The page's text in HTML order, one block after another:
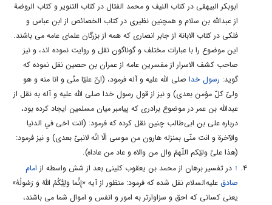
ولايت فقيه در راستاى ولايت امام معصوم است. در مقبوله‌ى عمربن
حنظله ازامام صادق عليه السلام مى‌خوانيم: «به آن كس كه حديث ما را
روايت كند و در حلال وحرام ما نظر كند و احكام ما را بشناسد، بنگريد.
پس به حكومت او راضى باشيد كه من او را بر شما حاكم قرار دادم.
فانّى قد جعلته عليكم حاكماً .... «3»
پیام ها
1- اسلام، هم دين ولايت است و هم دين برائت. هم جاذبه دارد و هم
دافعه. آيات قبل، از پذيرش ولايت يهود و نصارا نهى كرد، اين آيه
مى‌فرمايد: خدا و رسول و كسى را كه در ركوع انگشتر داد، ولىّ خود
قرار دهيد. يا أَيُّهَا الَّذِينَ آمَنُوا لا تَتَّخِذُوا ... إِنَّما وَلِيُّكُمُ اللَّهُ‌ ...
2- از اين‌كه به جاى «اوليائكم»، «وليّكم» آمده، ممكن است استفاده
ابوبكر البيهقى در كتاب النيف و محمد الفتال در كتاب التنوير و كتاب الروضة
از عبدالله بن سلام و همچنين نظيرى در كتاب الخصائص از ابن عباس و
فلكى در كتاب الابانة از جابر انصارى كه همه از بزرگان علماى عامه مى باشند.
اين موضوع را با عبارات مختلف و گوناگون نقل و روايت نموده اند، و نيز
صاحب كشف الاسرار از مفسرين عامه از عمران بن حصين نقل نموده كه
گويد: رسول خداصلی الله علیه و آله فرمود، (انّ عليّا منّى و انا منه و هو
ولىّ كلّ مؤمن بعدى) و نيز از قول رسول خدا صلی الله علیه و آله به نقل از
عبدالله بن عمر در موضوع برادرى كه پيامبر ميان مسلمين ايجاد كرده بود،
درباره على بن ابى‌طالب چنين نقل كرده كه فرمود: (انت اخى في الدنيا
والآخرة و انت منّى بمنزله هارون من موسى الّا انّه لانبىّ بعدى) و نيز فرمود:
(هذا علىّ وليّكم اللّهمّ وال من والاه و عاد من عاداه).
↑ در تفسير برهان از محمد بن يعقوب كلينى بعد از شش واسطه از امام
صادقعليه‌السلام نقل شده كه فرمود: منظور از آيه «إِنَّما وَلِيُّكُمُ اللَّهُ وَ رَسُولُهُ»
يعنى كسانى كه احق و سزاوارتر به امور و انفس و اموال شما مى باشند،